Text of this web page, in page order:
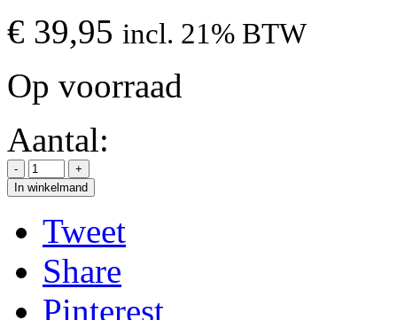
€ 39,95 incl. 21% BTW
Op voorraad
Aantal:
In winkelmand
Tweet
Share
Pinterest